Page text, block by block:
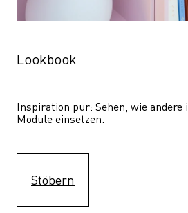
Lookbook
Inspiration pur: Sehen, wie andere
Module einsetzen.
Stöbern